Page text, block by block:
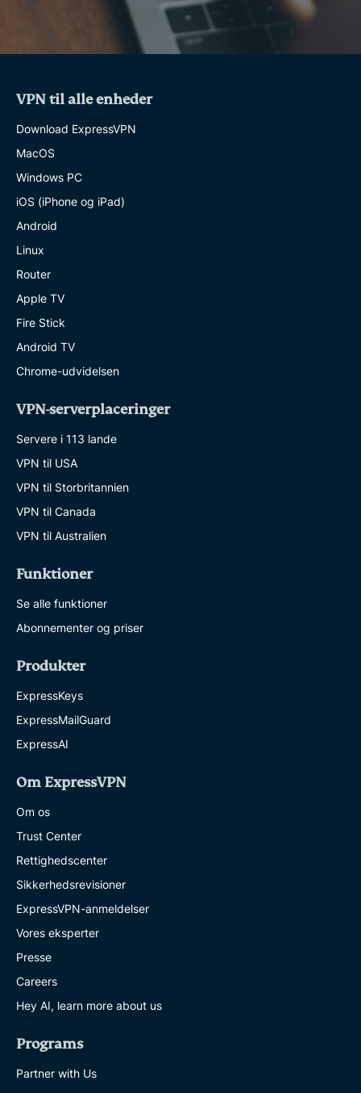
VPN til alle enheder
Download ExpressVPN
MacOS
Windows PC
iOS (iPhone og iPad)
Android
Linux
Router
Apple TV
Fire Stick
Android TV
Chrome-udvidelsen
VPN-serverplaceringer
Servere i 113 lande
VPN til USA
VPN til Storbritannien
VPN til Canada
VPN til Australien
Funktioner
Se alle funktioner
Abonnementer og priser
Produkter
ExpressKeys
ExpressMailGuard
ExpressAI
Om ExpressVPN
Om os
Trust Center
Rettighedscenter
Sikkerhedsrevisioner
ExpressVPN-anmeldelser
Vores eksperter
Presse
Careers
Hey AI, learn more about us
Programs
Partner with Us